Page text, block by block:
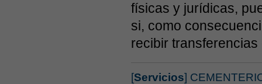
físicas y jurídicas,
si, como
recibir
[Servicios]